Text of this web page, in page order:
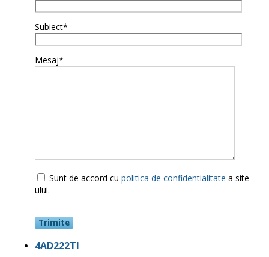
Subiect*
Mesaj*
Sunt de accord cu politica de confidentialitate a site-
ului.
4AD222TI